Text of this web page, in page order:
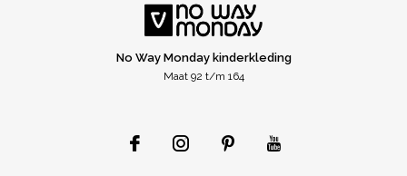
No Way Monday kinderkleding
Maat 92 t/m 164